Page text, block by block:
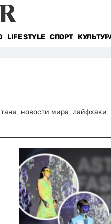
LIFE STYLE СПОРТ
новости мира, лайфхаки,